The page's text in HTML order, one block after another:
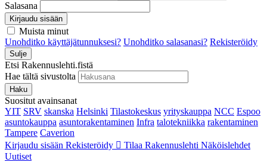
Salasana
Kirjaudu sisään
Muista minut
Unohditko käyttäjätunnuksesi? Unohditko salasanasi? Rekisteröidy
Sulje
Etsi Rakennuslehti.fistä
Hae tältä sivustolta
Haku
Suositut avainsanat
YIT SRV skanska Helsinki Tilastokeskus yrityskauppa NCC Espoo
asuntokauppa asuntorakentaminen Infra talotekniikka rakentaminen
Tampere Caverion
Kirjaudu sisään Rekisteröidy Tilaa Rakennuslehti Näköislehdet
Uutiset